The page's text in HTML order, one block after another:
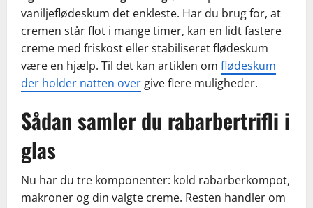
vaniljeflødeskum det enkleste. Har du brug for, at
cremen står flot i mange timer, kan en lidt fastere
creme med friskost eller stabiliseret flødeskum
være en hjælp. Til det kan artiklen om flødeskum
der holder natten overgive flere muligheder.
Sådan samler du rabarbertrifli i
glas
Nu har du tre komponenter: kold rabarberkompot,
makroner og din valgte creme. Resten handler om